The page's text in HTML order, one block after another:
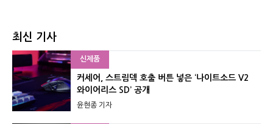
최신 기사
신제품
커세어, 스트림덱 호출 버튼 넣은 ‘나이트소드 V2
와이어리스 SD’ 공개
윤현종 기자